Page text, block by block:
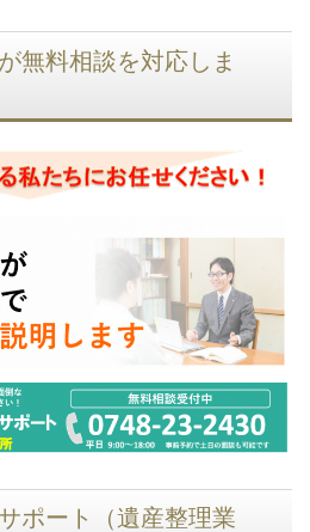
無料相談を対応しま
ポート（遺産整理業